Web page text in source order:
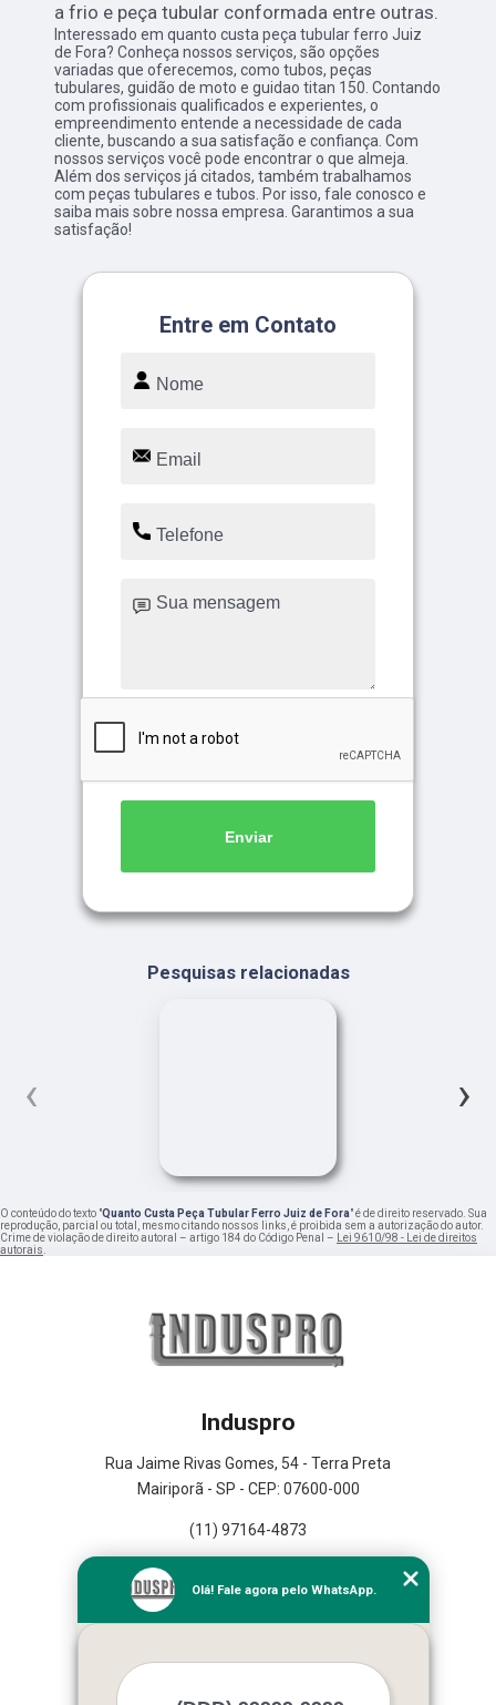
a frio e peça tubular conformada entre outras.
Interessado em quanto custa peça tubular ferro Juiz
de Fora? Conheça nossos serviços, são opções
variadas que oferecemos, como tubos, peças
tubulares, guidão de moto e guidao titan 150. Contando
com profissionais qualificados e experientes, o
empreendimento entende a necessidade de cada
cliente, buscando a sua satisfação e confiança. Com
nossos serviços você pode encontrar o que almeja.
Além dos serviços já citados, também trabalhamos
com peças tubulares e tubos. Por isso, fale conosco e
saiba mais sobre nossa empresa. Garantimos a sua
satisfação!
Entre em Contato
Enviar
Pesquisas relacionadas
‹ ›
O conteúdo do texto "Quanto Custa Peça Tubular Ferro Juiz de Fora" é de direito reservado. Sua
reprodução, parcial ou total, mesmo citando nossos links, é proibida sem a autorização do autor.
Crime de violação de direito autoral – artigo 184 do Código Penal – Lei 9610/98 - Lei de direitos
autorais.
Induspro
Rua Jaime Rivas Gomes, 54 - Terra Preta
Mairiporã - SP - CEP: 07600-000
(11) 97164-4873
Empresa
Missão
Mapa do site
Olá! Fale agora pelo WhatsApp.